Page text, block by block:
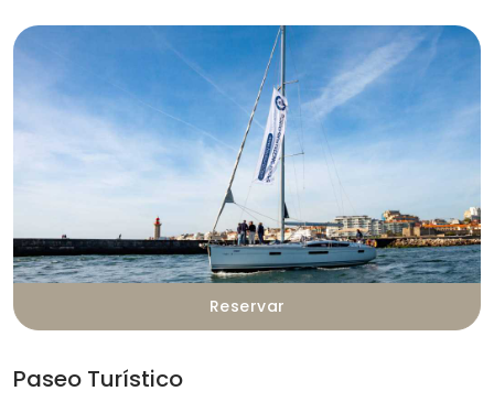
Reservar
Paseo Turístico